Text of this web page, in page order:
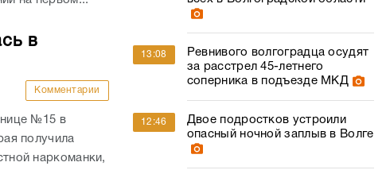
в
Комментарии
№15 в
получила
наркоманки,
13:08
Ревнивого волгоградца осудят
за расстрел 45-летнего
соперника в подъезде МКД
12:46
Двое подростков устроили
опасный ночной заплыв в Волге